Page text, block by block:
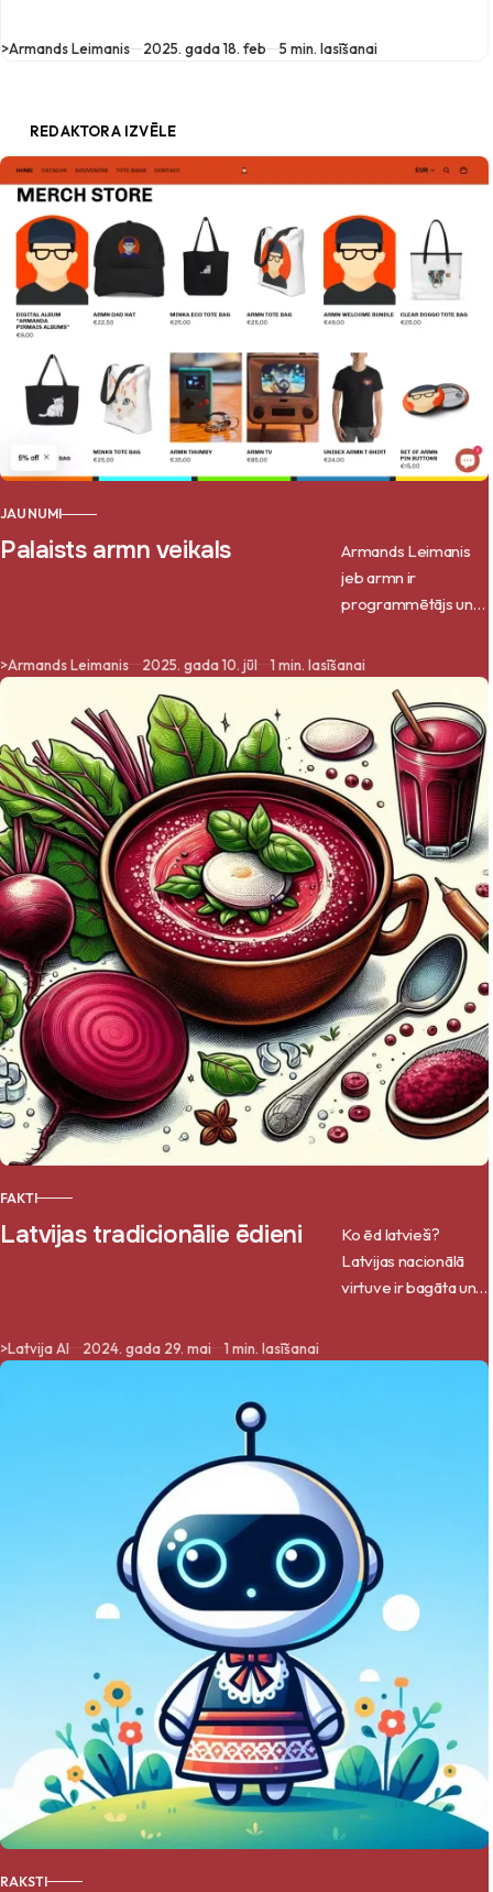
saspiest attēlus, ko
>Armands Leimanis 2025. gada 18. feb 5 min. lasīšanai
REDAKTORA IZVĒLE
JAUNUMI
Palaists armn veikals
Armands Leimanis
jeb armn ir
programmētājs un
palaidis savu
interneta veikalu.
>Armands Leimanis 2025. gada 10. jūl 1 min. lasīšanai
FAKTI
Latvijas tradicionālie ēdieni
Ko ēd latvieši?
Latvijas nacionālā
virtuve ir bagāta un
gaitā, balstoties uz
>Latvija AI 2024. gada 29. mai 1 min. lasīšanai
RAKSTI